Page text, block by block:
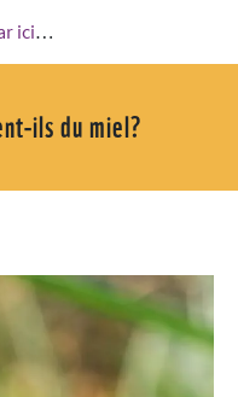
ici…
ils du miel?